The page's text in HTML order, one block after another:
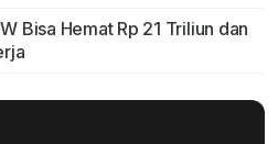
Bisa Hemat Rp 21 Triliun dan